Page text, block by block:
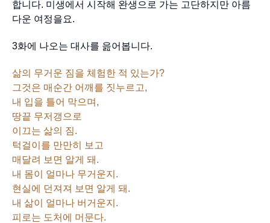
합니다. 미생에서 시작해 완생으로 가는 고단하지만 아름
다운 여정을요.
3화에 나오는 대사를 읊어봅니다.
삶의 무거운 짐을 체험한 적 있는가?
그것은 매순간 어깨를 짓누르고,
내 입을 틀어 막으며,
땅끝 무저갱으로
이끄는 삶의 짐.
턱걸이를 만만히 보고
매달려 보면 알게 돼.
내 몸이 얼마나 무거운지.
현실에 던져져 보면 알게 돼.
내 삶이 얼마나 버거운지.
피로는 도처에 머문다.